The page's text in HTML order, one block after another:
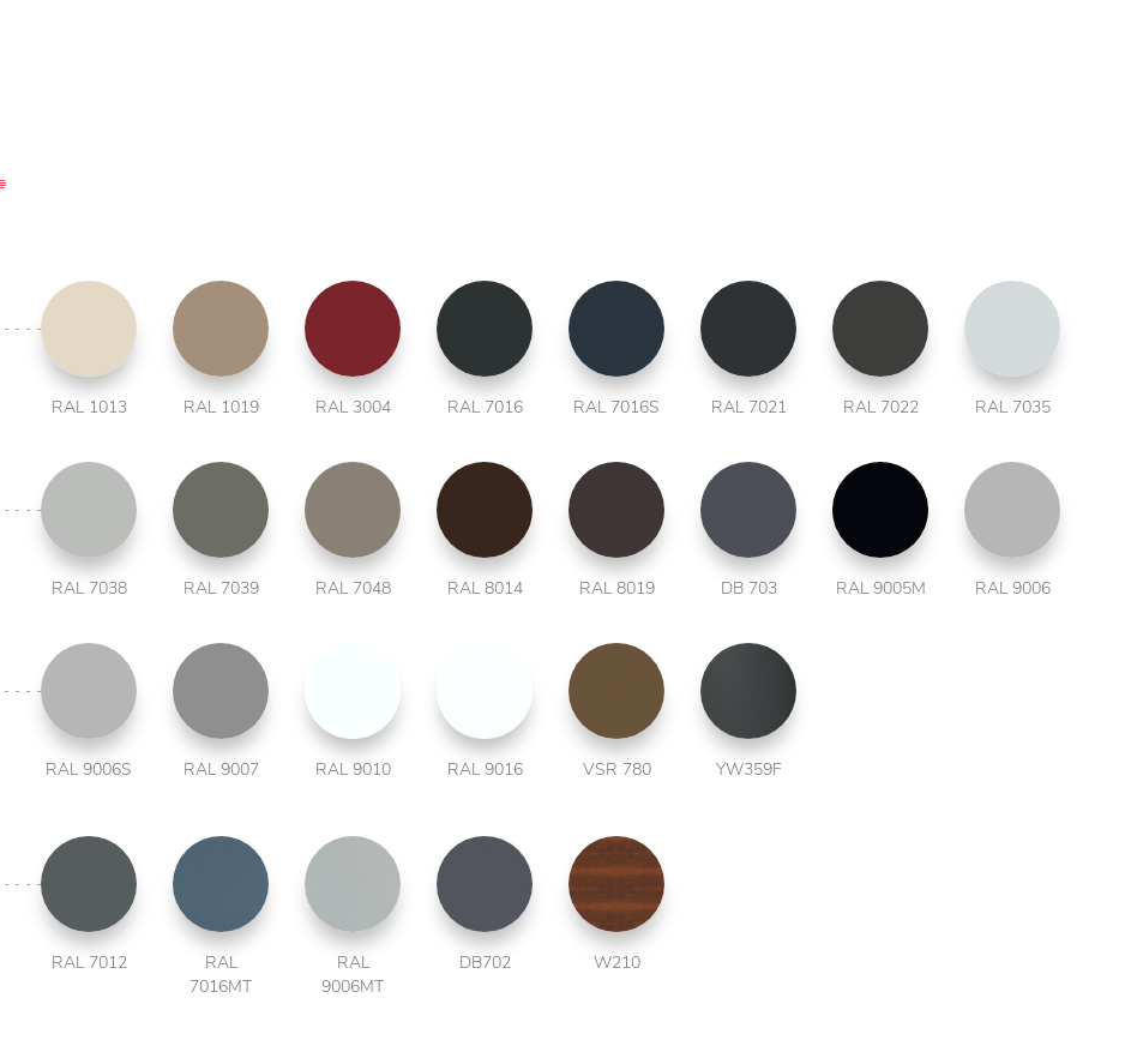
RAL 1013 RAL 1019 RAL 3004 RAL 7016 RAL 7016S RAL 7021 RAL 7022 RAL 7035
RAL 7038 RAL 7039 RAL 7048 RAL 8014 RAL 8019 DB 703 RAL 9005M RAL 9006
RAL 9006S RAL 9007 RAL 9010 RAL 9016 VSR 780 YW359F
RAL 7012
RAL
7016MT
RAL
9006MT
DB702 W210